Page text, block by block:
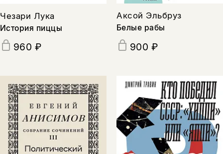
Чезари Лука
История пиццы
960 ₽
Аксой Эльбруз
Белые рабы
900 ₽